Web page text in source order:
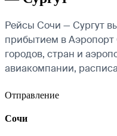
Рейсы Сочи — Сургут
прибытием в
городов, стран и
авиакомпании,
Отправление
Сочи